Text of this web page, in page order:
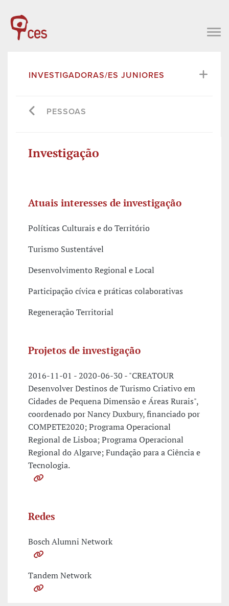
INVESTIGADORAS/ES JUNIORES
PESSOAS
Investigação
Atuais interesses de investigação
Políticas Culturais e do Território
Turismo Sustentável
Desenvolvimento Regional e Local
Participação cívica e práticas colaborativas
Regeneração Territorial
Projetos de investigação
2016-11-01 - 2020-06-30 - "CREATOUR
Desenvolver Destinos de Turismo Criativo em
Cidades de Pequena Dimensão e Áreas Rurais",
coordenado por Nancy Duxbury, financiado por
COMPETE2020; Programa Operacional
Regional de Lisboa; Programa Operacional
Regional do Algarve; Fundação para a Ciência e
Tecnologia.
Redes
Bosch Alumni Network
Tandem Network